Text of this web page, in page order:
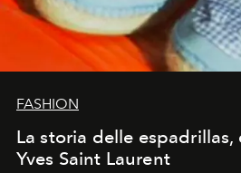
FASHION
La storia delle espadrillas,
Yves Saint Laurent